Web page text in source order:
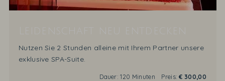
Nutzen Sie 2 Stunden alleine mit Ihrem Partner unsere
exklusive SPA-Suite.
Dauer:120 Minuten Preis:€ 300,00